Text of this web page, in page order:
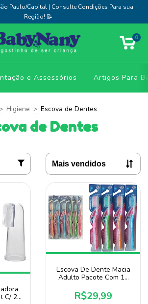
Paulo/Capital | Consulte Condições Para sua
Região! 📝
0
e Assessórios Artigos Para
Higiene > Escova de Dentes
de Dentes
C/ 2
Escova De Dente Macia
Adulto Pacote Com 12
R$29,99